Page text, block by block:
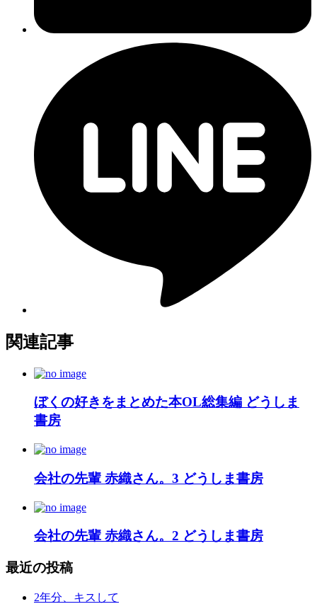
関連記事
ぼくの好きをまとめた本OL総集編 どうしま
書房
会社の先輩 赤織さん。3 どうしま書房
会社の先輩 赤織さん。2 どうしま書房
最近の投稿
2年分、キスして